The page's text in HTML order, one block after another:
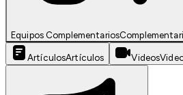
Equipos Complementarios
ArtículosArtículos Videos